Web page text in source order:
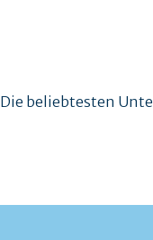
Die beliebtesten